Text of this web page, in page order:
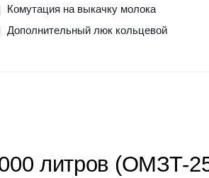
Комутация на выкачку молока
Дополнительный люк кольцевой
литров (ОМЗТ-